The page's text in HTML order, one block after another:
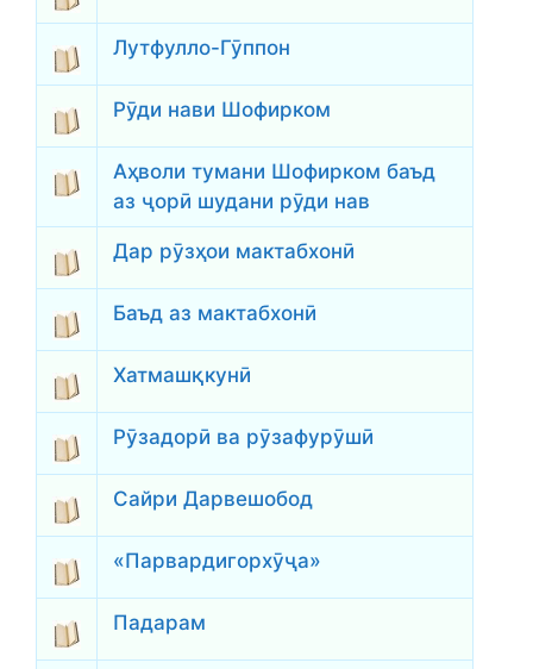
Лутфулло-Гӯппон
Рӯди нави Шофирком
Аҳволи тумани Шофирком баъд
аз ҷорӣ шудани рӯди нав
Дар рӯзҳои мактабхонӣ
Баъд аз мактабхонӣ
Хатмашқкунӣ
Рӯзадорӣ ва рӯзафурӯшӣ
Сайри Дарвешобод
«Парвардигорхӯҷа»
Падарам